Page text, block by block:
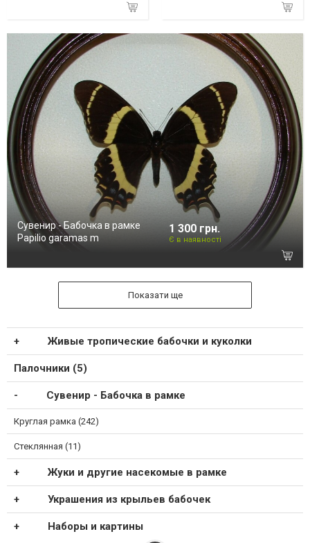
Сувенир - Бабочка в рамке
Papilio garamas m
1 300 грн.
Є в наявності
Показати ще
Живые тропические бабочки и куколки
Палочники (5)
Сувенир - Бабочка в рамке
Круглая рамка (242)
Стеклянная (11)
Жуки и другие насекомые в рамке
Украшения из крыльев бабочек
Наборы и картины